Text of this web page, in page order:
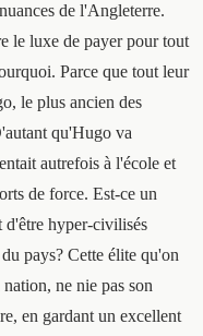
de l'Angleterre.
le luxe de payer pour tout
Parce que tout leur
le plus ancien des
qu'Hugo va
autrefois à l'école et
de force. Est-ce un
d'être hyper-civilisés
pays? Cette élite qu'on
ne nie pas son
en gardant un excellent